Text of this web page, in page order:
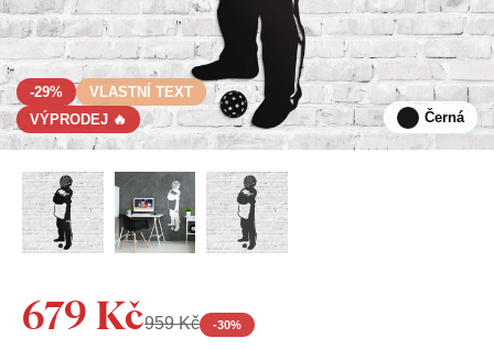
-29%
VLASTNÍ TEXT
VÝPRODEJ 🔥
Černá
679 Kč959 Kč -30%